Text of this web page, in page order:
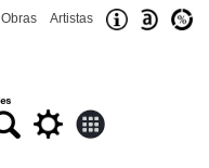
Obras Artistas